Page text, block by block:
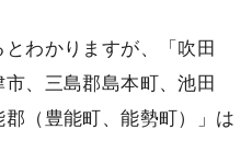
わかりますが、「吹田
、三島郡島本町、池田
（豊能町、能勢町）」は